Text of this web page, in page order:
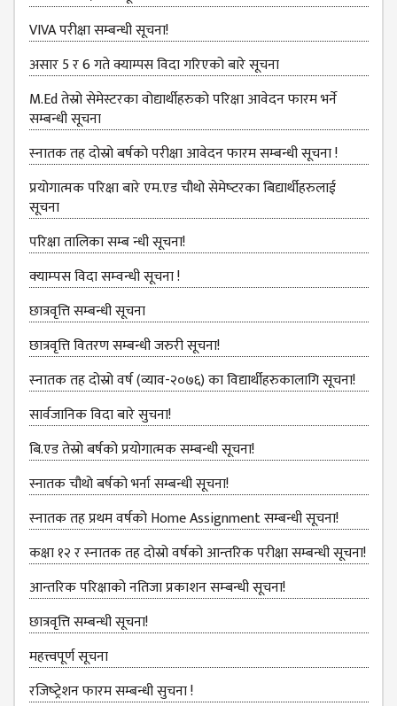
PROGRAMS
& POLICIES
FEE
STRUCTURE
METHODS &
TECHNIQUES
RULES &
REGULATION
KMC INTAKE
CAPACITY
RESULT
REPORTS &
PUBLICATION
AUDIT
REPORT
ANNUAL
REPORT
TRACER
STUDY
REPORT
JOURNAL &
BULLETIN
BROCHURE
PROSPECTUS
CURRICULUM &
SYLLABUS
VIVA परीक्षा सम्बन्‍धी सूचना!
असार 5 र 6 गते क्याम्पस विदा गरिएको बारे सूचना
M.Ed तेस्रो सेमेस्टरका वोद्यार्थीहरुको परिक्षा आवेदन फारम भर्ने
सम्बन्धी सूचना
स्‍नातक तह दोस्रो बर्षको परीक्षा आवेदन फारम सम्बन्धी सूचना !
प्रयोगात्मक परिक्षा बारे एम.एड चौथो सेमेष्‍टरका बिद्यार्थीहरुलाई
सूचना
परिक्षा तालिका सम्ब न्धी सूचना!
क्‍याम्‍पस विदा सम्‍वन्‍धी सूचना !
छात्रवृत्ति सम्बन्धी सूचना
छात्रवृत्ति वितरण सम्बन्धी जरुरी सूचना!
स्‍नातक तह दोस्रो वर्ष (व्याव-२०७६) का विद्यार्थीहरुकालागि सूचना!
सार्वजानिक विदा बारे सुचना!
बि.एड तेस्रो बर्षको प्रयोगात्मक सम्बन्धी सूचना!
स्नातक चौथो बर्षको भर्ना सम्बन्धी सूचना!
स्‍नातक तह प्रथम वर्षको Home Assignment सम्बन्धी सूचना!
कक्षा १२ र स्‍नातक तह दोस्रो वर्षको आन्‍तरिक परीक्षा सम्बन्‍धी सूचना!
आन्‍तरिक परिक्षाको नतिजा प्रकाशन सम्‍बन्‍धी सूचना!
छात्रवृत्ति सम्बन्‍धी सूचना!
महत्त्वपूर्ण सूचना
रजिष्‍ट्रेशन फारम सम्बन्धी सुचना !